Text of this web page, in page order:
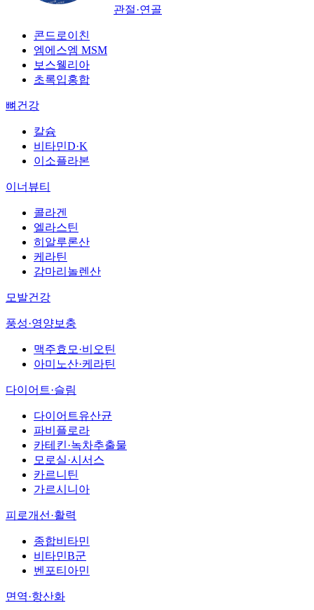
관절·연골
콘드로이친
엠에스엠 MSM
보스웰리아
초록입홍합
뼈건강
칼슘
비타민D·K
이소플라본
이너뷰티
콜라겐
엘라스틴
히알루론산
케라틴
감마리놀렌산
모발건강
풍성·영양보충
맥주효모·비오틴
아미노산·케라틴
다이어트·슬림
다이어트유산균
파비플로라
카테킨·녹차추출물
모로실·시서스
카르니틴
가르시니아
피로개선·활력
종합비타민
비타민B군
벤포티아민
면역·항산화